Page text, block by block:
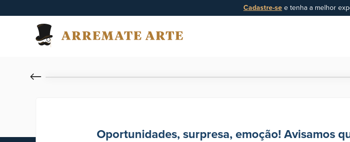
Cadastre-se e tenha a melhor
Oportunidades, surpresa, emoção! Avisamos